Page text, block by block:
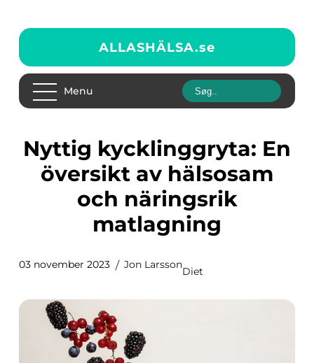
ALLASHÄLSA.se
Menu
Nyttig kycklinggryta: En
översikt av hälsosam
och näringsrik
matlagning
03 november 2023 Jon Larsson
Diet